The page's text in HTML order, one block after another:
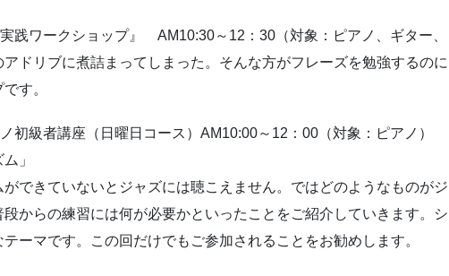
ワークショップ』 AM10:30～12：30（対象：ピアノ、ギター、
ドリブに煮詰まってしまった。そんな方がフレーズを勉強するのに
す。
初級者講座（日曜日コース）AM10:00～12：00（対象：ピアノ）
」
できていないとジャズには聴こえません。ではどのようなものがジ
からの練習には何が必要かといったことをご紹介していきます。シ
ーマです。この回だけでもご参加されることをお勧めします。